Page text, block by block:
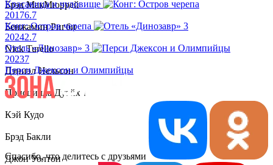
Брэд МакМюррей
Бенжамин Ригби
Nick Turello
Дэниэл Нельсон
Присцилла Дуэйхи
Кэй Кудо
Брэд Бакли
Джон Уолтон
Красавица и чудовище
20176.7
Конг: Остров черепа
20242.7
Отель «Динозавр» 3
20237
Перси Джексон и Олимпийцы
Спасибо, что делитесь с друзьями